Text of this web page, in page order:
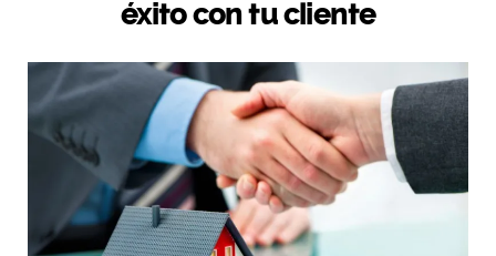
éxito con tu cliente